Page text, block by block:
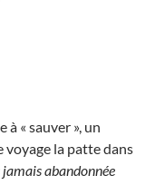
à « sauver », un
voyage la patte dans
jamais abandonnée